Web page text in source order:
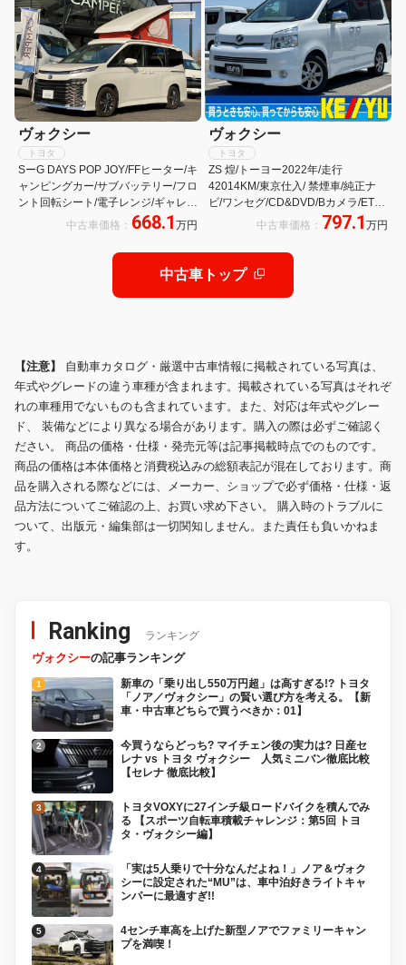
ヴォクシー
トヨタ
SーG DAYS POP JOY/FFヒーター/キ
ャンピングカー/サブバッテリー/フロ
ント回転シート/電子レンジ/ギャレ
ー/冷蔵庫/ポップアップルーフ/ナ
中古車価格： 668.1 万円
ヴォクシー
トヨタ
ZS 煌/トーヨー2022年/走行
42014KM/東京仕入/ 禁煙車/純正ナ
ビ/ワンセグ/CD&DVD/Bカメラ/ETC/
両側PSD/HID/フォグ/スマートキー
ンカー/オートエアコン/マット&バイ
ザー//革巻きステア/
中古車価格： 797.1 万円
中古車トップ
【注意】 自動車カタログ・厳選中古車情報に掲載されている写真は、
年式やグレードの違う車種が含まれます。掲載されている写真はそれぞ
れの車種用でないものも含まれています。また、対応は年式やグレー
ド、 装備などにより異なる場合があります。購入の際は必ずご確認く
ださい。 商品の価格・仕様・発売元等は記事掲載時点でのものです。
商品の価格は本体価格と消費税込みの総額表記が混在しております。商
品を購入される際などには、メーカー、ショップで必ず価格・仕様・返
品方法についてご確認の上、お買い求め下さい。 購入時のトラブルに
ついて、出版元・編集部は一切関知しません。また責任も負いかねま
す。
Ranking ランキング
ヴォクシーの記事ランキング
新車の「乗り出し550万円超」は高すぎる!? トヨタ
「ノア／ヴォクシー」の賢い選び方を考える。【新
車・中古車どちらで買うべきか：01】
今買うならどっち? マイチェン後の実力は? 日産セ
レナ vs トヨタ ヴォクシー 人気ミニバン徹底比較
【セレナ 徹底比較】
トヨタVOXYに27インチ級ロードバイクを積んでみ
る 【スポーツ自転車積載チャレンジ：第5回 トヨ
タ・ヴォクシー編】
「実は5人乗りで十分なんだよね！」ノア＆ヴォク
シーに設定された“MU”は、車中泊好きライトキャ
ンパーに最適すぎ!!
4センチ車高を上げた新型ノアでファミリーキャン
プを満喫！